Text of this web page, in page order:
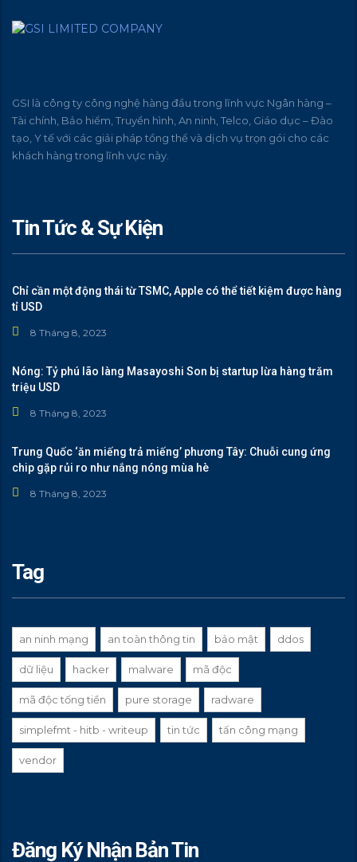
GSI là công ty công nghệ hàng đầu trong lĩnh vực Ngân hàng –
Tài chính, Bảo hiểm, Truyền hình, An ninh, Telco, Giáo dục – Đào
tạo, Y tế với các giải pháp tồng thể và dịch vụ trọn gói cho các
khách hàng trong lĩnh vực này.
Tin Tức & Sự Kiện
Chỉ cần một động thái từ TSMC, Apple có thể tiết kiệm được hàng
tỉ USD
8 Tháng 8, 2023
Nóng: Tỷ phú lão làng Masayoshi Son bị startup lừa hàng trăm
triệu USD
8 Tháng 8, 2023
Trung Quốc ‘ăn miếng trả miếng’ phương Tây: Chuỗi cung ứng
chip gặp rủi ro như nắng nóng mùa hè
8 Tháng 8, 2023
Tag
an ninh mạng an toàn thông tin bảo mật ddos
dữ liệu hacker malware mã độc
mã độc tống tiền pure storage radware
simplefmt - hitb - writeup tin tức tấn công mạng
vendor
Đăng Ký Nhận Bản Tin